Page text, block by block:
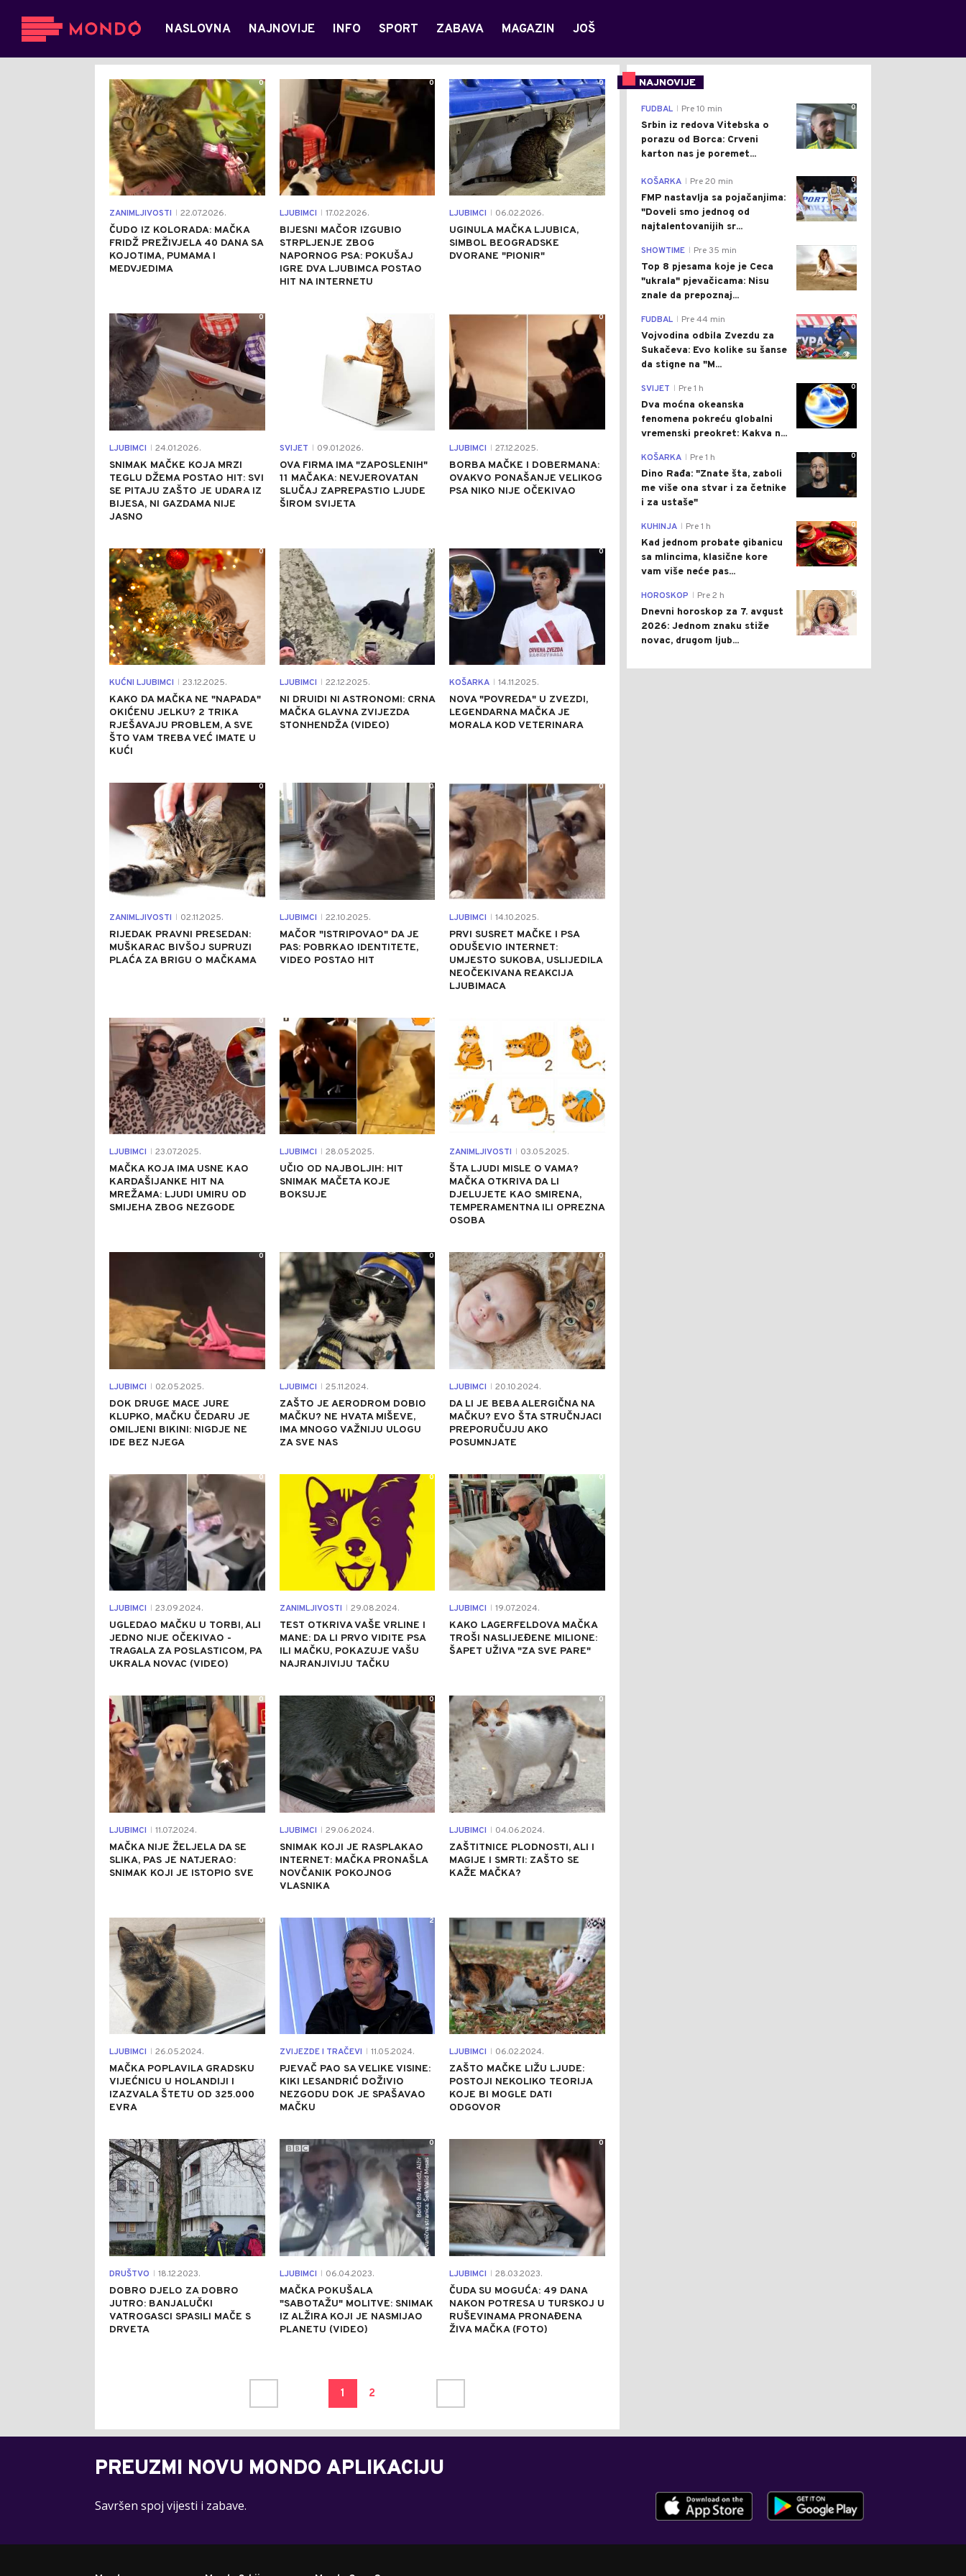
NASLOVNA NAJNOVIJE INFO SPORT ZABAVA MAGAZIN JOŠ
ZANIMLJIVOSTI 22.07.2026.
ČUDO IZ KOLORADA: MAČKA
FRIDŽ PREŽIVJELA 40 DANA SA
KOJOTIMA, PUMAMA I
MEDVJEDIMA
0
LJUBIMCI 17.02.2026.
BIJESNI MAČOR IZGUBIO
STRPLJENJE ZBOG
NAPORNOG PSA: POKUŠAJ
IGRE DVA LJUBIMCA POSTAO
HIT NA INTERNETU
0
LJUBIMCI 06.02.2026.
UGINULA MAČKA LJUBICA,
SIMBOL BEOGRADSKE
DVORANE "PIONIR"
0
LJUBIMCI 24.01.2026.
SNIMAK MAČKE KOJA MRZI
TEGLU DŽEMA POSTAO HIT: SVI
SE PITAJU ZAŠTO JE UDARA IZ
BIJESA, NI GAZDAMA NIJE
JASNO
0
SVIJET 09.01.2026.
OVA FIRMA IMA "ZAPOSLENIH"
11 MAČAKA: NEVJEROVATAN
SLUČAJ ZAPREPASTIO LJUDE
ŠIROM SVIJETA
LJUBIMCI 27.12.2025.
BORBA MAČKE I DOBERMANA:
OVAKVO PONAŠANJE VELIKOG
PSA NIKO NIJE OČEKIVAO
0
KUĆNI LJUBIMCI 23.12.2025.
KAKO DA MAČKA NE "NAPADA"
OKIĆENU JELKU? 2 TRIKA
RJEŠAVAJU PROBLEM, A SVE
ŠTO VAM TREBA VEĆ IMATE U
KUĆI
0
LJUBIMCI 22.12.2025.
NI DRUIDI NI ASTRONOMI: CRNA
MAČKA GLAVNA ZVIJEZDA
STONHENDŽA (VIDEO)
0
KOŠARKA 14.11.2025.
NOVA "POVREDA" U ZVEZDI,
LEGENDARNA MAČKA JE
MORALA KOD VETERINARA
0
ZANIMLJIVOSTI 02.11.2025.
RIJEDAK PRAVNI PRESEDAN:
MUŠKARAC BIVŠOJ SUPRUZI
PLAĆA ZA BRIGU O MAČKAMA
0
LJUBIMCI 22.10.2025.
MAČOR "ISTRIPOVAO" DA JE
PAS: POBRKAO IDENTITETE,
VIDEO POSTAO HIT
0
LJUBIMCI 14.10.2025.
PRVI SUSRET MAČKE I PSA
ODUŠEVIO INTERNET:
UMJESTO SUKOBA, USLIJEDILA
NEOČEKIVANA REAKCIJA
LJUBIMACA
0
LJUBIMCI 23.07.2025.
MAČKA KOJA IMA USNE KAO
KARDAŠIJANKE HIT NA
MREŽAMA: LJUDI UMIRU OD
SMIJEHA ZBOG NEZGODE
0
LJUBIMCI 28.05.2025.
UČIO OD NAJBOLJIH: HIT
SNIMAK MAČETA KOJE
BOKSUJE
0
ZANIMLJIVOSTI 03.05.2025.
ŠTA LJUDI MISLE O VAMA?
MAČKA OTKRIVA DA LI
DJELUJETE KAO SMIRENA,
TEMPERAMENTNA ILI OPREZNA
OSOBA
LJUBIMCI 02.05.2025.
DOK DRUGE MACE JURE
KLUPKO, MAČKU ČEDARU JE
OMILJENI BIKINI: NIGDJE NE
IDE BEZ NJEGA
0
LJUBIMCI 25.11.2024.
ZAŠTO JE AERODROM DOBIO
MAČKU? NE HVATA MIŠEVE,
IMA MNOGO VAŽNIJU ULOGU
ZA SVE NAS
0
LJUBIMCI 20.10.2024.
DA LI JE BEBA ALERGIČNA NA
MAČKU? EVO ŠTA STRUČNJACI
PREPORUČUJU AKO
POSUMNJATE
0
LJUBIMCI 23.09.2024.
UGLEDAO MAČKU U TORBI, ALI
JEDNO NIJE OČEKIVAO -
TRAGALA ZA POSLASTICOM, PA
UKRALA NOVAC (VIDEO)
0
ZANIMLJIVOSTI 29.08.2024.
TEST OTKRIVA VAŠE VRLINE I
MANE: DA LI PRVO VIDITE PSA
ILI MAČKU, POKAZUJE VAŠU
NAJRANJIVIJU TAČKU
0
LJUBIMCI 19.07.2024.
KAKO LAGERFELDOVA MAČKA
TROŠI NASLIJEĐENE MILIONE:
ŠAPET UŽIVA "ZA SVE PARE"
0
LJUBIMCI 11.07.2024.
MAČKA NIJE ŽELJELA DA SE
SLIKA, PAS JE NATJERAO:
SNIMAK KOJI JE ISTOPIO SVE
0
LJUBIMCI 29.06.2024.
SNIMAK KOJI JE RASPLAKAO
INTERNET: MAČKA PRONAŠLA
NOVČANIK POKOJNOG
VLASNIKA
0
LJUBIMCI 04.06.2024.
ZAŠTITNICE PLODNOSTI, ALI I
MAGIJE I SMRTI: ZAŠTO SE
KAŽE MAČKA?
0
LJUBIMCI 26.05.2024.
MAČKA POPLAVILA GRADSKU
VIJEĆNICU U HOLANDIJI I
IZAZVALA ŠTETU OD 325.000
EVRA
0
ZVIJEZDE I TRAČEVI 11.05.2024.
PJEVAČ PAO SA VELIKE VISINE:
KIKI LESANDRIĆ DOŽIVIO
NEZGODU DOK JE SPAŠAVAO
MAČKU
2
LJUBIMCI 06.02.2024.
ZAŠTO MAČKE LIŽU LJUDE:
POSTOJI NEKOLIKO TEORIJA
KOJE BI MOGLE DATI
ODGOVOR
0
DRUŠTVO 18.12.2023.
DOBRO DJELO ZA DOBRO
JUTRO: BANJALUČKI
VATROGASCI SPASILI MAČE S
DRVETA
0
LJUBIMCI 06.04.2023.
MAČKA POKUŠALA
"SABOTAŽU" MOLITVE: SNIMAK
IZ ALŽIRA KOJI JE NASMIJAO
PLANETU (VIDEO)
0
LJUBIMCI 28.03.2023.
ČUDA SU MOGUĆA: 49 DANA
NAKON POTRESA U TURSKOJ U
RUŠEVINAMA PRONAĐENA
ŽIVA MAČKA (FOTO)
0
1 2
NAJNOVIJE
0
FUDBAL Pre 10 min
Srbin iz redova Vitebska o
porazu od Borca: Crveni
karton nas je poremet...
0
KOŠARKA Pre 20 min
FMP nastavlja sa pojačanjima:
"Doveli smo jednog od
najtalentovanijih sr...
0
SHOWTIME Pre 35 min
Top 8 pjesama koje je Ceca
"ukrala" pjevačicama: Nisu
znale da prepoznaj...
0
FUDBAL Pre 44 min
Vojvodina odbila Zvezdu za
Sukačeva: Evo kolike su šanse
da stigne na "M...
0
SVIJET Pre 1 h
Dva moćna okeanska
fenomena pokreću globalni
vremenski preokret: Kakva n...
0
KOŠARKA Pre 1 h
Dino Rađa: "Znate šta, zaboli
me više ona stvar i za četnike
i za ustaše"
0
KUHINJA Pre 1 h
Kad jednom probate gibanicu
sa mlincima, klasične kore
vam više neće pas...
0
HOROSKOP Pre 2 h
Dnevni horoskop za 7. avgust
2026: Jednom znaku stiže
novac, drugom ljub...
PREUZMI NOVU MONDO APLIKACIJU
Savršen spoj vijesti i zabave.